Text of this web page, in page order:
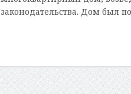
законодательства. Дом был